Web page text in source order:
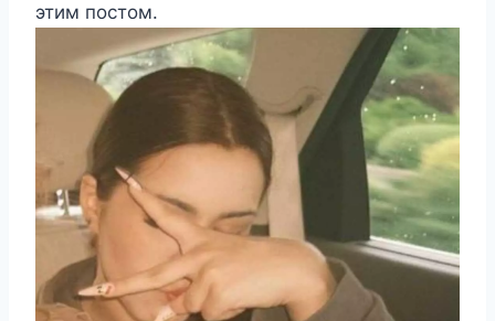
этим постом.